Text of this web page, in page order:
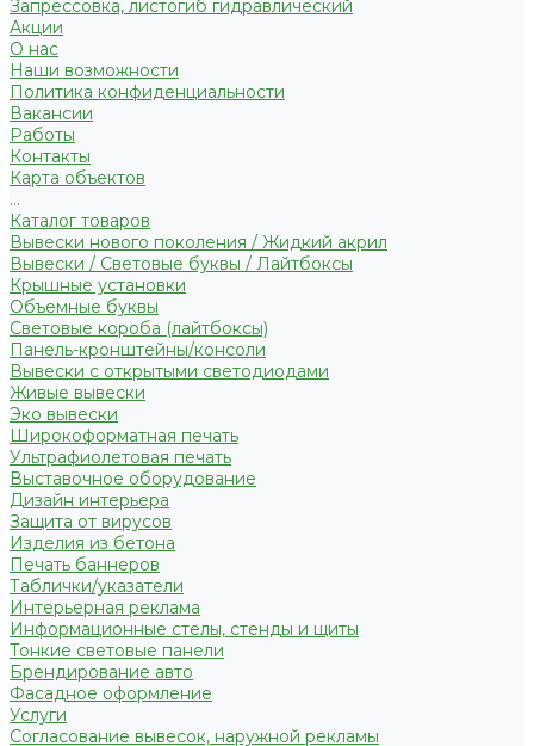
Запрессовка, листогиб гидравлический
Акции
О нас
Наши возможности
Политика конфиденциальности
Вакансии
Работы
Контакты
Карта объектов
...
Каталог товаров
Вывески нового поколения / Жидкий акрил
Вывески / Световые буквы / Лайтбоксы
Крышные установки
Объемные буквы
Световые короба (лайтбоксы)
Панель-кронштейны/консоли
Вывески с открытыми светодиодами
Живые вывески
Эко вывески
Широкоформатная печать
Ультрафиолетовая печать
Выставочное оборудование
Дизайн интерьера
Защита от вирусов
Изделия из бетона
Печать баннеров
Таблички/указатели
Интерьерная реклама
Информационные стелы, стенды и щиты
Тонкие световые панели
Брендирование авто
Фасадное оформление
Услуги
Согласование вывесок, наружной рекламы